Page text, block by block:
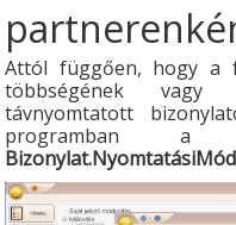
Attól függően, hogy a
többségének vagy
távnyomtatott
programban a
Bizonylat.NyomtatásiMód